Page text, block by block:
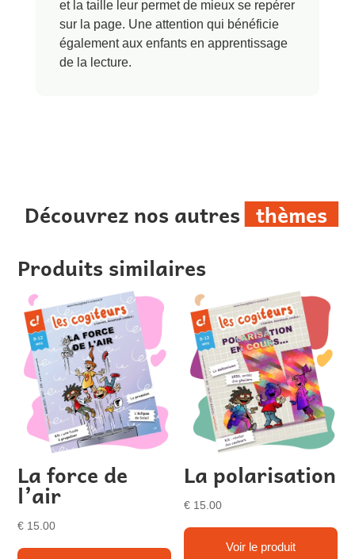
et la taille leur permet de mieux se repérer
sur la page. Une attention qui bénéficie
également aux enfants en apprentissage
de la lecture.
Découvrez nos autres thèmes
Produits similaires
La force de
l’air
€ 15.00
La polarisation
€ 15.00
Voir le produit